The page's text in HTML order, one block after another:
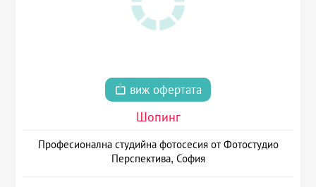
виж офертата
Шопинг
Професионална студийна фотосесия от Фотостудио
Перспектива, София